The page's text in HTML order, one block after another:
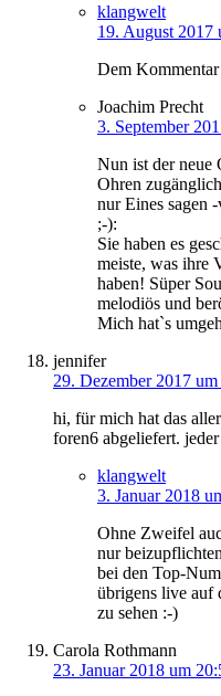
klangwelt
19. August 2017
Dem
Joachim Precht
3. September
Nun ist der neue
Ohren
nur Eines sagen
;-):
Sie haben es
meiste, was ihre
haben! Süper
melodiös und
Mich hat`s
jennifer
29. Dezember 2017
hi, für mich hat das
foren6 abgeliefert.
klangwelt
3. Januar 2018
Ohne Zweifel
nur
bei den Top-
übrigens live auf
zu sehen :-)
Carola Rothmann
23. Januar 2018 um